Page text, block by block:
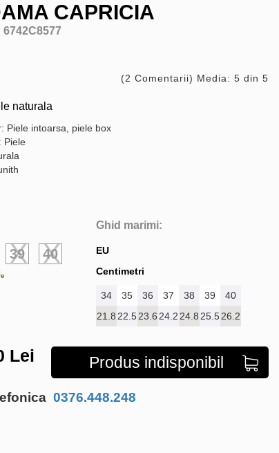
CAPRICIA
6742C8577
(2 Comentarii) Media: 5 din 5
naturala
Piele intoarsa, piele box
Piele
39 40
Ghid marimi:
EU
Centimetri
34 35 36 37 38 39
40
21.8 22.523.6 24.2 24.8 25.526.2
Lei Produs indisponibil
0376.448.248